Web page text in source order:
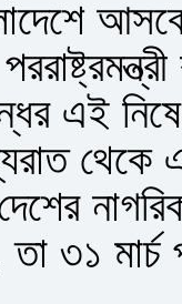
আসবে
এই
থেকে
তা ৩১